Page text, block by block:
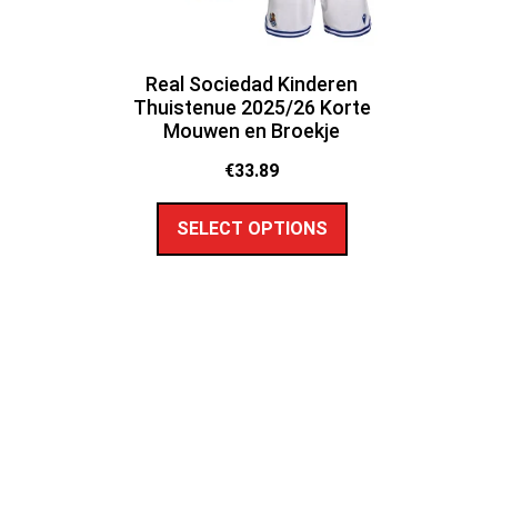
Real Sociedad Kinderen
Thuistenue 2025/26 Korte
Mouwen en Broekje
€33.89
SELECT OPTIONS